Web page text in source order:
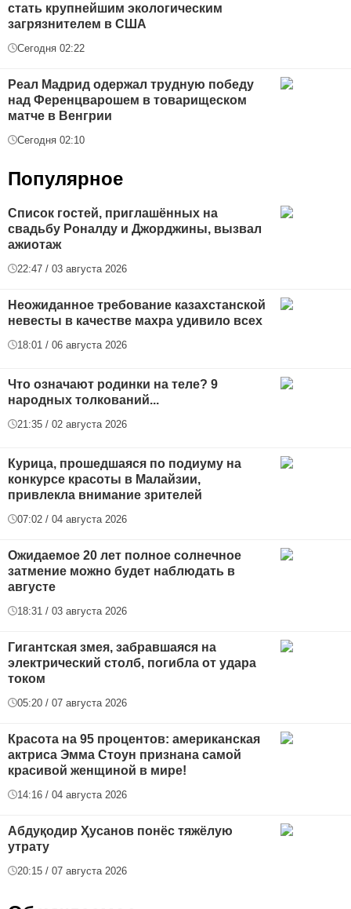
стать крупнейшим экологическим
загрязнителем в США
Сегодня 02:22
Реал Мадрид одержал трудную победу
над Ференцварошем в товарищеском
матче в Венгрии
Сегодня 02:10
Популярное
Список гостей, приглашённых на
свадьбу Роналду и Джорджины, вызвал
ажиотаж
22:47 / 03 августа 2026
Неожиданное требование казахстанской
невесты в качестве махра удивило всех
18:01 / 06 августа 2026
Что означают родинки на теле? 9
народных толкований...
21:35 / 02 августа 2026
Курица, прошедшаяся по подиуму на
конкурсе красоты в Малайзии,
привлекла внимание зрителей
07:02 / 04 августа 2026
Ожидаемое 20 лет полное солнечное
затмение можно будет наблюдать в
августе
18:31 / 03 августа 2026
Гигантская змея, забравшаяся на
электрический столб, погибла от удара
током
05:20 / 07 августа 2026
Красота на 95 процентов: американская
актриса Эмма Стоун признана самой
красивой женщиной в мире!
14:16 / 04 августа 2026
Абдуқодир Ҳусанов понёс тяжёлую
утрату
20:15 / 07 августа 2026